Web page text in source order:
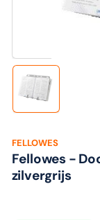
Laad
galerijweergave
FELLOWES
Fellowes -
zilvergrijs